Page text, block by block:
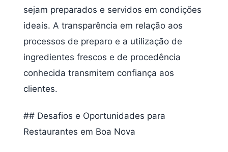
sejam preparados e servidos em condições
ideais. A transparência em relação aos
processos de preparo e a utilização de
ingredientes frescos e de procedência
conhecida transmitem confiança aos
clientes.
## Desafios e Oportunidades para
Restaurantes em Boa Nova